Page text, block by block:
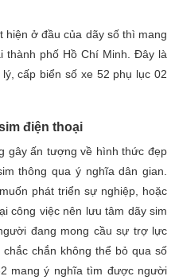
ở đầu của dãy số thì mang
thành phố Hồ Chí Minh. Đây là
cấp biển số xe 52 phụ lục 02
điện thoại
gây ấn tượng về hình thức đẹp
thông qua ý nghĩa dân gian.
phát triển sự nghiệp, hoặc
công việc nên lưu tâm dãy sim
đang mong cầu sự trợ lực
chắn không thể bỏ qua số
mang ý nghĩa tìm được người